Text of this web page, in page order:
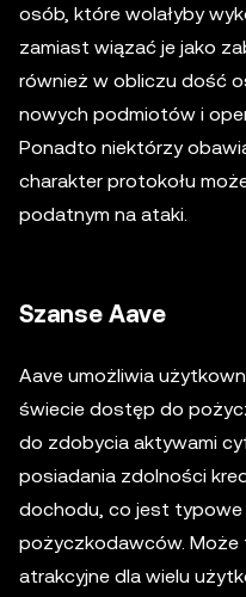
osób, które wolałyby
zamiast wiązać je jako
również w obliczu dość
nowych podmiotów i
Ponadto niektórzy
charakter protokołu
podatnym na ataki.
Szanse Aave
Aave umożliwia
świecie dostęp do
do zdobycia aktywami
posiadania zdolności
dochodu, co jest typowe
pożyczkodawców.
atrakcyjne dla wielu